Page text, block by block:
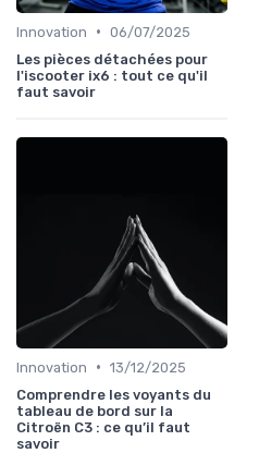
Innovation • 06/07/2025
Les pièces détachées pour
l'iscooter ix6 : tout ce qu'il
faut savoir
Innovation • 13/12/2025
Comprendre les voyants du
tableau de bord sur la
Citroën C3 : ce qu’il faut
savoir